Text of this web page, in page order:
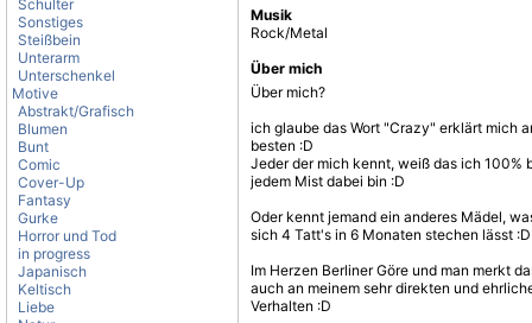
Schulter
Sonstiges
Steißbein
Unterarm
Unterschenkel
Motive
Abstrakt/Grafisch
Blumen
Bunt
Comic
Cover-Up
Fantasy
Gurke
Horror und Tod
in progress
Japanisch
Keltisch
Liebe
Musik
Rock/Metal
Über mich
Über mich?
ich glaube das Wort "Crazy" erklärt mich
besten :D
Jeder der mich kennt, weiß das ich 100%
jedem Mist dabei bin :D
Oder kennt jemand ein anderes Mädel,
sich 4 Tatt's in 6 Monaten stechen lässt :D
Im Herzen Berliner Göre und man merkt
auch an meinem sehr direkten und
Verhalten :D